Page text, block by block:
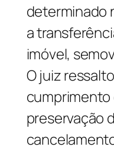
determinado
a
imóvel,
O juiz
cumprimento
preservação